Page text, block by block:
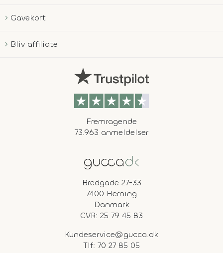
Gavekort
Bliv affiliate
Fremragende
73.963 anmeldelser
Bredgade 27-33
7400 Herning
Danmark
CVR: 25 79 45 83
Kundeservice@gucca.dk
Tlf: 70 27 85 05